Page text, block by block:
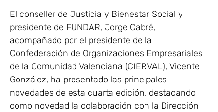
El conseller de Justicia y Bienestar Social y
presidente de FUNDAR, Jorge Cabré,
acompañado por el presidente de la
Confederación de Organizaciones Empresariales
de la Comunidad Valenciana (CIERVAL), Vicente
González, ha presentado las principales
novedades de esta cuarta edición, destacando
como novedad la colaboración con la Dirección